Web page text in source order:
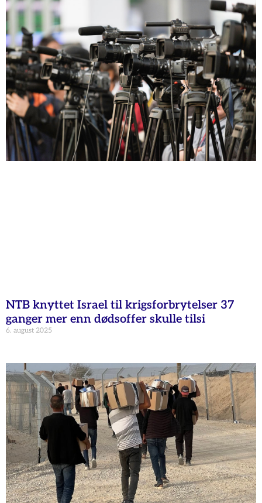
NTB knyttet Israel til krigsforbrytelser 37
ganger mer enn dødsoffer skulle tilsi
6. august 2025